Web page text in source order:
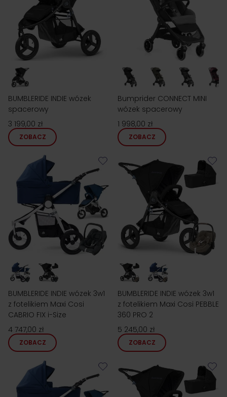
BUMBLERIDE INDIE wózek
spacerowy
3 199,00 zł
ZOBACZ
Bumprider CONNECT MINI
wózek spacerowy
1 998,00 zł
ZOBACZ
BUMBLERIDE INDIE wózek 3w1
z fotelikiem Maxi Cosi
CABRIO FIX i-Size
4 747,00 zł
ZOBACZ
BUMBLERIDE INDIE wózek 3w1
z fotelikiem Maxi Cosi PEBBLE
360 PRO 2
5 245,00 zł
ZOBACZ